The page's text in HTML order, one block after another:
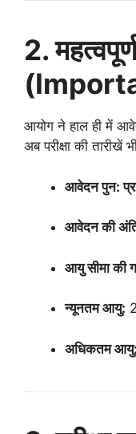
2.
आयोग ने हाल ही में
अब परीक्षा की तारीखें
आवेदन पुन:
आवेदन की
आयु सीमा की
न्यूनतम आयु:
अधिकतम आयु: